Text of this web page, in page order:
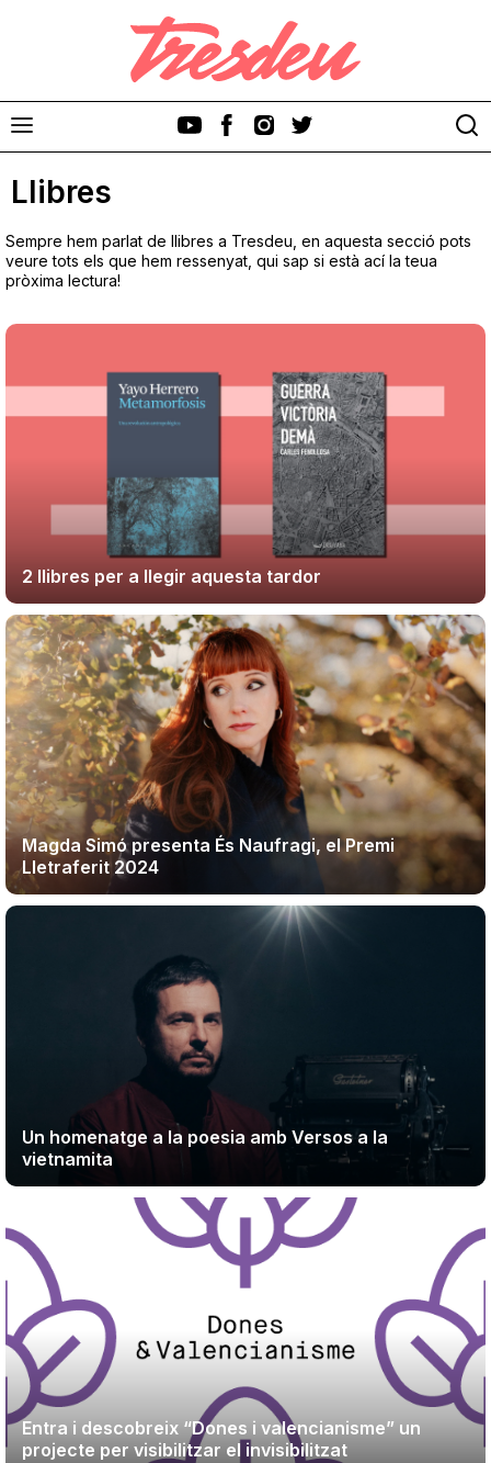
Cinema i Televisió
Festivals
Teatre
Internet
Opinió
Llibres
La Llista
Llibres
Sempre hem parlat de llibres a Tresdeu, en aquesta secció pots
veure tots els que hem ressenyat, qui sap si està ací la teua
pròxima lectura!
2 llibres per a llegir aquesta tardor
Magda Simó presenta És Naufragi, el Premi
Lletraferit 2024
Un homenatge a la poesia amb Versos a la
vietnamita
Entra i descobreix “Dones i valencianisme” un
projecte per visibilitzar el invisibilitzat